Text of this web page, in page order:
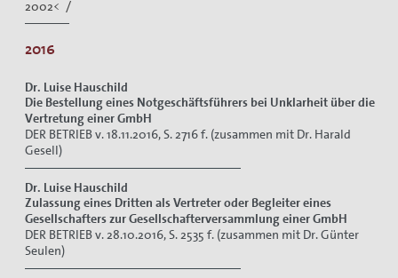
2002< /
2016
Dr. Luise Hauschild
Die Bestellung eines Notgeschäftsführers bei Unklarheit über die
Vertretung einer GmbH
DER BETRIEB v. 18.11.2016, S. 2716 f. (zusammen mit Dr. Harald
Gesell)
Dr. Luise Hauschild
Zulassung eines Dritten als Vertreter oder Begleiter eines
Gesellschafters zur Gesellschafterversammlung einer GmbH
DER BETRIEB v. 28.10.2016, S. 2535 f. (zusammen mit Dr. Günter
Seulen)